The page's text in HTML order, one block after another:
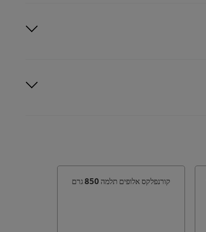
קורנפלקס אלופים תלמה 850 גרם